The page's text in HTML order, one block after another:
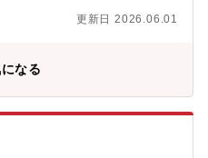
新のIT知識が得られ、システム
定組織】santec Holdings株式会
当社について】■2つの事業でト
ラス／半導体ウェハテスト装
真円度・円筒形状測定機はシ
トップクラス性能を実現。測
したほか、それぞれ別の測定
円筒間の平行度測定を一度で
導体製造装置が6割、計測機器
更新日 2026.06.01
なる